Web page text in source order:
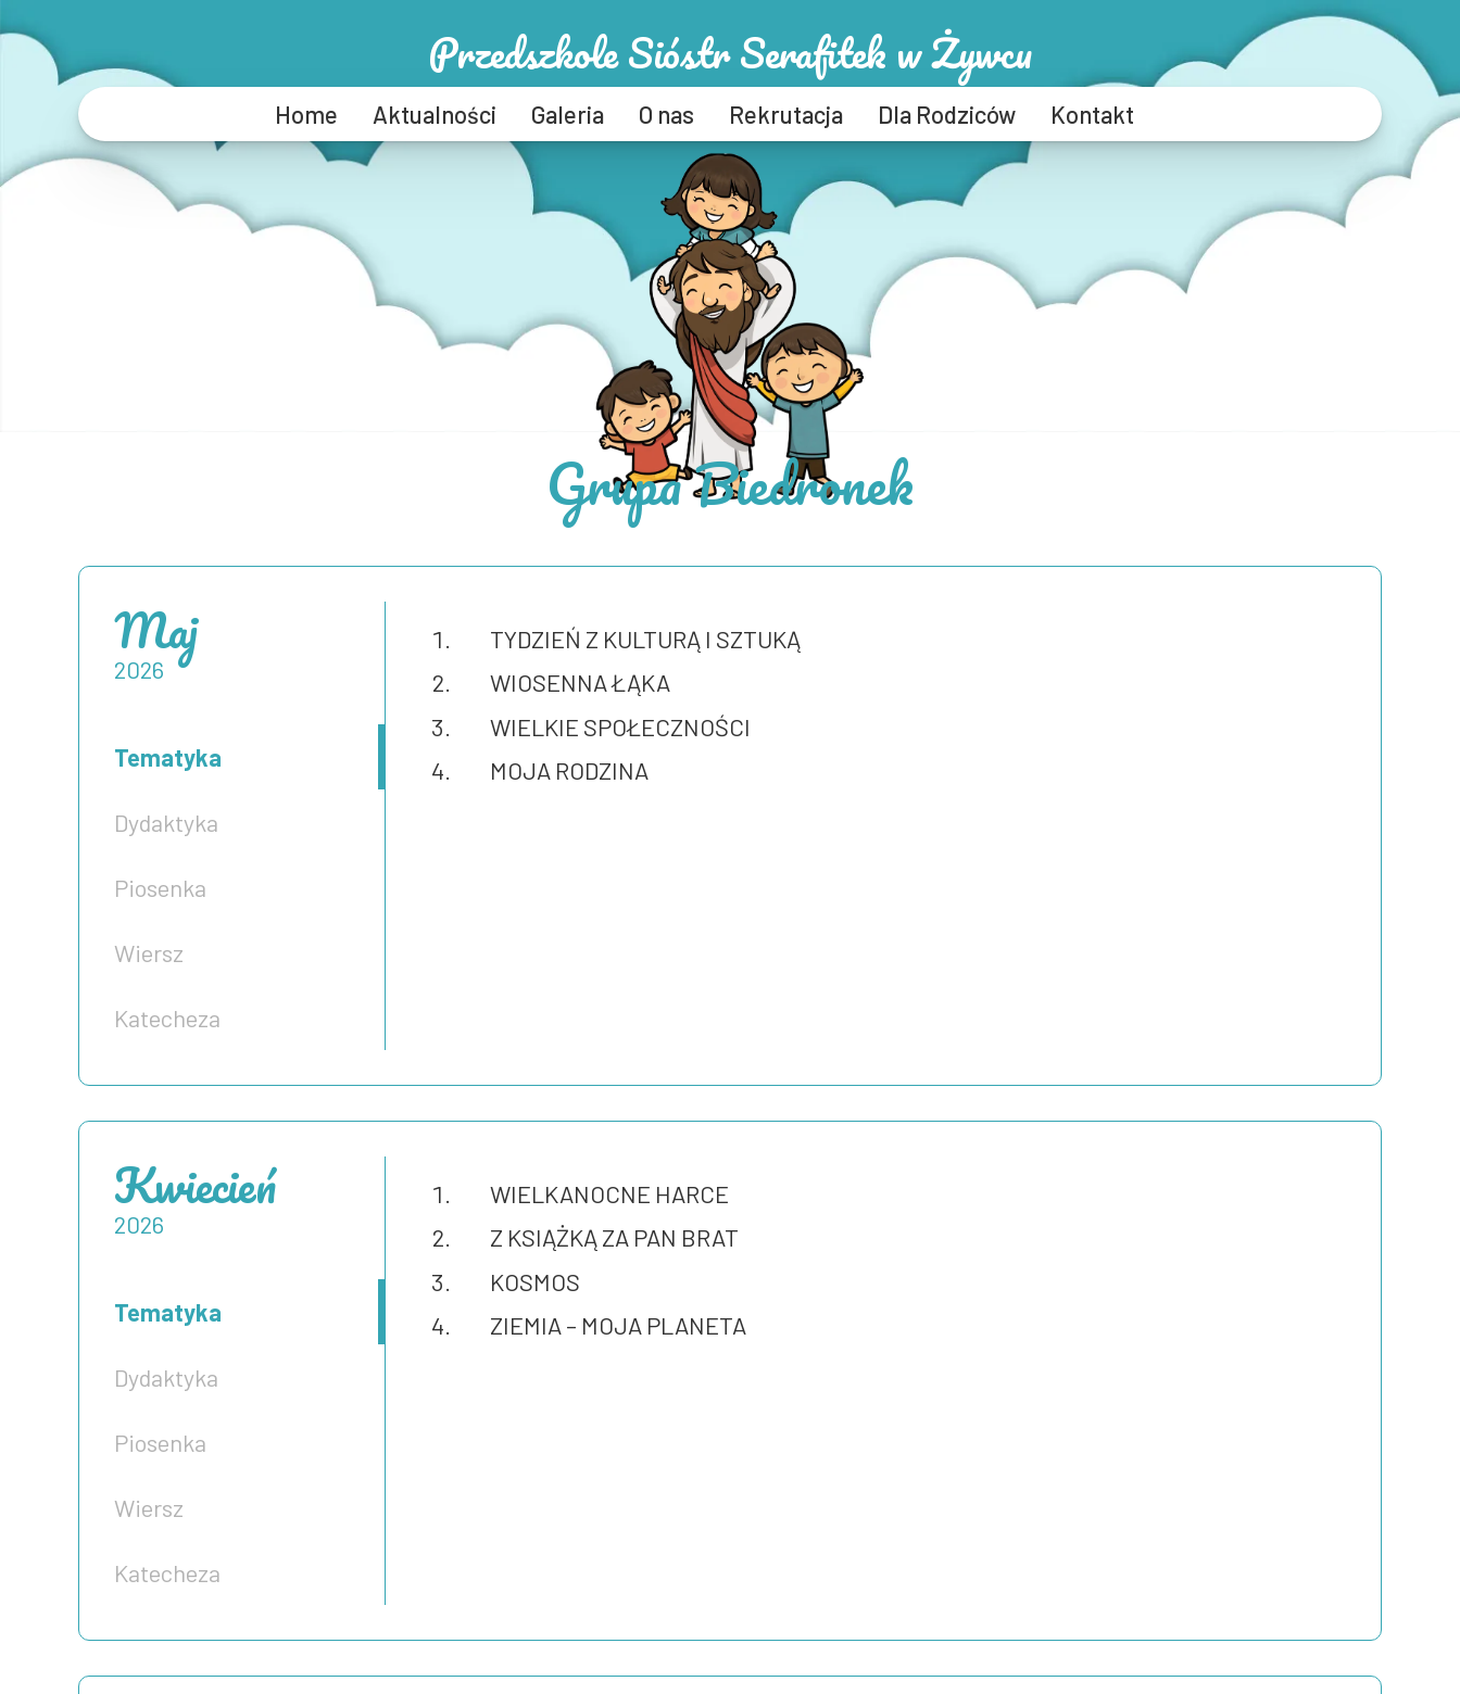
Przedszkole Sióstr Serafitek w Żywcu
Home Aktualności Galeria O nas Rekrutacja Dla Rodziców Kontakt
Grupa Biedronek
Maj
2026
Tematyka
Dydaktyka
Piosenka
Wiersz
Katecheza
TYDZIEŃ Z KULTURĄ I SZTUKĄ
WIOSENNA ŁĄKA
WIELKIE SPOŁECZNOŚCI
MOJA RODZINA
Kwiecień
2026
Tematyka
Dydaktyka
Piosenka
Wiersz
Katecheza
WIELKANOCNE HARCE
Z KSIĄŻKĄ ZA PAN BRAT
KOSMOS
ZIEMIA – MOJA PLANETA